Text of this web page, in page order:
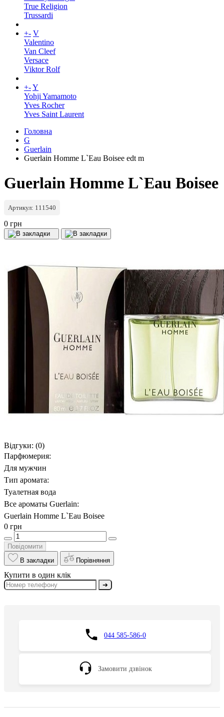
True Religion
Trussardi
+- V
Valentino
Van Cleef
Versace
Viktor Rolf
+-Y
Yohji Yamamoto
Yves Rocher
Yves Saint Laurent
Головна
G
Guerlain
Guerlain Homme L`Eau Boisee edt m
Guerlain Homme L`Eau Boisee
Артикул: 111540
0 грн
Відгуки: (0)
Парфюмерия:
Для мужчин
Тип аромата:
Туалетная вода
Все ароматы Guerlain:
Guerlain Homme L`Eau Boisee
0 грн
Повідомити
В закладки
Порівняння
Купити в один клік
➔
044 585-586-0
Замовити дзвінок